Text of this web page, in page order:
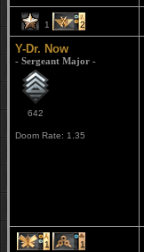
1 2
Y-Dr. Now
- Sergeant Major -
642
Doom Rate: 1.35
1 1